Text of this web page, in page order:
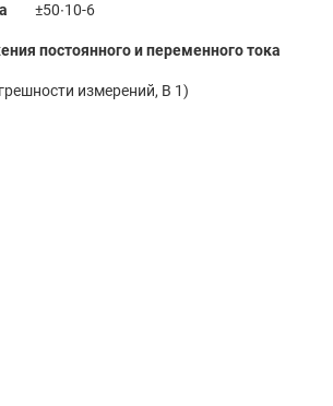
±50∙10-6
постоянного и переменного тока
измерений, В 1)